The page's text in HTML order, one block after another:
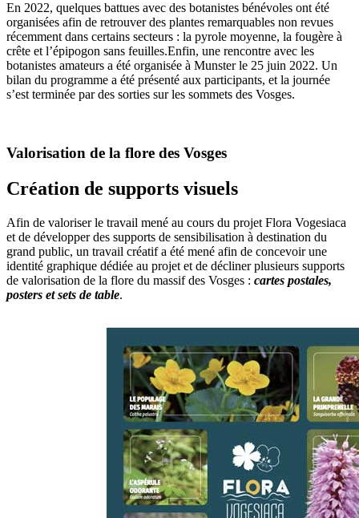
En 2022, quelques battues avec des botanistes bénévoles ont été
organisées afin de retrouver des plantes remarquables non revues
récemment dans certains secteurs : la pyrole moyenne, la fougère à
crête et l’épipogon sans feuilles.Enfin, une rencontre avec les
botanistes amateurs a été organisée à Munster le 25 juin 2022. Un
bilan du programme a été présenté aux participants, et la journée
s’est terminée par des sorties sur les sommets des Vosges.
Valorisation de la flore des Vosges
Création de supports visuels
Afin de valoriser le travail mené au cours du projet Flora Vogesiaca
et de développer des supports de sensibilisation à destination du
grand public, un travail créatif a été mené afin de concevoir une
identité graphique dédiée au projet et de décliner plusieurs supports
de valorisation de la flore du massif des Vosges : cartes postales,
posters et sets de table.